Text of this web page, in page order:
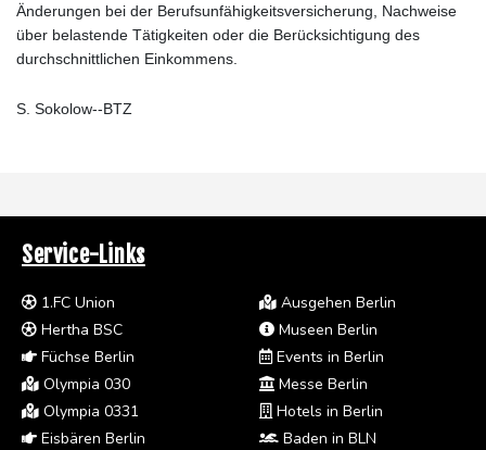
Änderungen bei der Berufsunfähigkeitsversicherung, Nachweise
über belastende Tätigkeiten oder die Berücksichtigung des
durchschnittlichen Einkommens.
S. Sokolow--BTZ
Service-Links
1.FC Union
Hertha BSC
Füchse Berlin
Olympia 030
Olympia 0331
Eisbären Berlin
Ausgehen Berlin
Museen Berlin
Events in Berlin
Messe Berlin
Hotels in Berlin
Baden in BLN